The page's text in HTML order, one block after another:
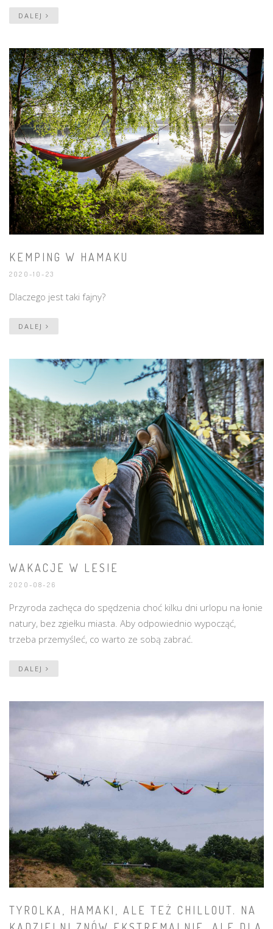
DALEJ
KEMPING W HAMAKU
2020-10-23
Dlaczego jest taki fajny?
DALEJ
WAKACJE W LESIE
2020-08-26
Przyroda zachęca do spędzenia choć kilku dni urlopu na łonie
natury, bez zgiełku miasta. Aby odpowiednio wypocząć,
trzeba przemyśleć, co warto ze sobą zabrać.
DALEJ
TYROLKA, HAMAKI, ALE TEŻ CHILLOUT. NA